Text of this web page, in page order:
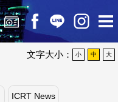
文字大小： 小 中 大
ICRT News